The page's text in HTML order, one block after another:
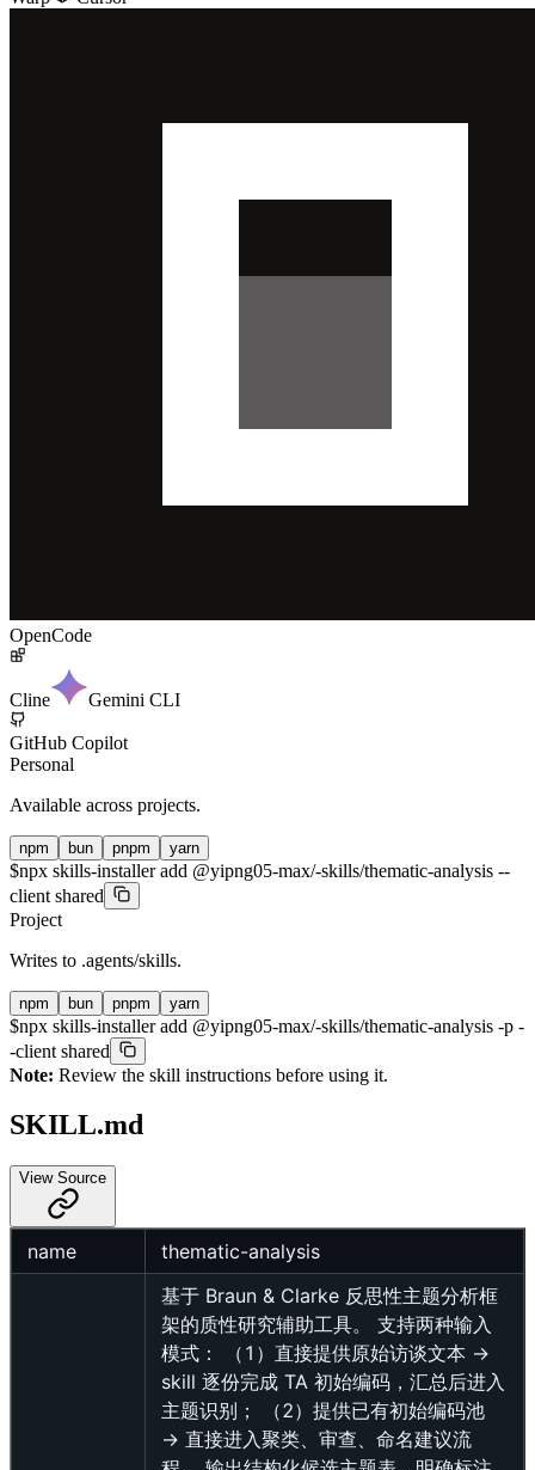
OpenCode
Cline Gemini CLI
GitHub Copilot
Personal
Available across projects.
npm bun pnpm yarn
$npx skills-installer add @yipng05-max/-skills/thematic-analysis --
client shared
Project
Writes to .agents/skills.
npm bun pnpm yarn
$npx skills-installer add @yipng05-max/-skills/thematic-analysis -p -
-client shared
Note: Review the skill instructions before using it.
SKILL.md
View Source
name thematic-analysis
基于 Braun & Clarke 反思性主题分析框
架的质性研究辅助工具。 支持两种输入
模式： （1）直接提供原始访谈文本 →
skill 逐份完成 TA 初始编码，汇总后进入
主题识别； （2）提供已有初始编码池
→ 直接进入聚类、审查、命名建议流